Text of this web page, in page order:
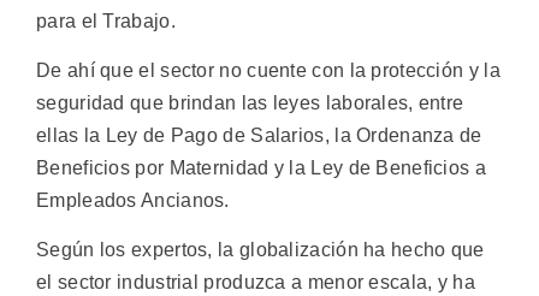
para el Trabajo.
De ahí que el sector no cuente con la protección y la
seguridad que brindan las leyes laborales, entre
ellas la Ley de Pago de Salarios, la Ordenanza de
Beneficios por Maternidad y la Ley de Beneficios a
Empleados Ancianos.
Según los expertos, la globalización ha hecho que
el sector industrial produzca a menor escala, y ha